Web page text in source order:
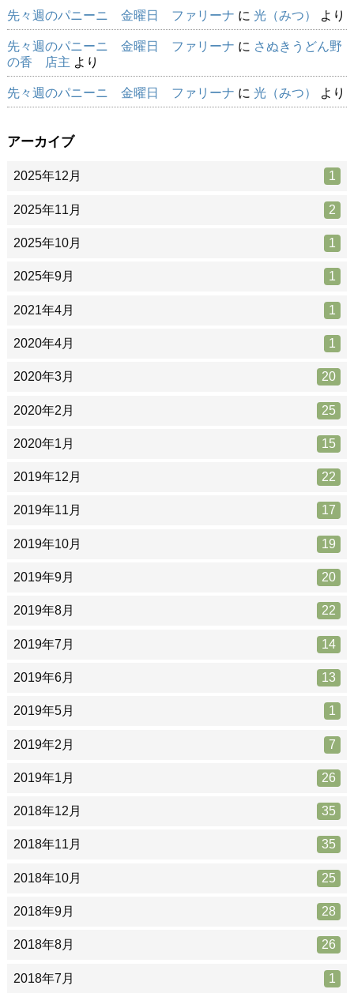
先々週のパニーニ 金曜日 ファリーナ に 光（みつ） より
先々週のパニーニ 金曜日 ファリーナ に さぬきうどん野
の香 店主 より
先々週のパニーニ 金曜日 ファリーナ に 光（みつ） より
アーカイブ
2025年12月 1
2025年11月 2
2025年10月 1
2025年9月 1
2021年4月 1
2020年4月 1
2020年3月 20
2020年2月 25
2020年1月 15
2019年12月 22
2019年11月 17
2019年10月 19
2019年9月 20
2019年8月 22
2019年7月 14
2019年6月 13
2019年5月 1
2019年2月 7
2019年1月 26
2018年12月 35
2018年11月 35
2018年10月 25
2018年9月 28
2018年8月 26
2018年7月 1